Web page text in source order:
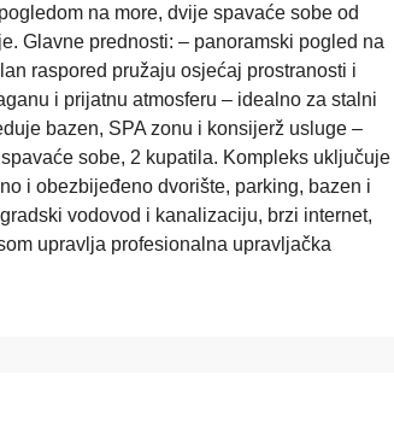
na more, dvije spavaće sobe od
Glavne prednosti: – panoramski pogled na
raspored pružaju osjećaj prostranosti i
i prijatnu atmosferu – idealno za stalni
bazen, SPA zonu i konsijerž usluge –
sobe, 2 kupatila. Kompleks uključuje
i obezbijeđeno dvorište, parking, bazen i
vodovod i kanalizaciju, brzi internet,
upravlja profesionalna upravljačka